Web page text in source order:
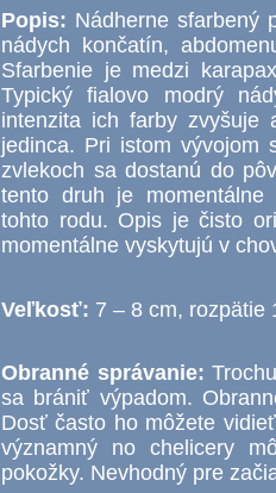
Popis: Nádherne sfarbený
nádych končatín,
Sfarbenie je medzi
Typický fialovo modrý
intenzita ich farby zvyšuje
jedinca. Pri istom vývojom
zvlekoch sa dostanú do
tento druh je momentálne
tohto rodu. Opis je čisto
momentálne vyskytujú v
Veľkosť: 7 – 8 cm, rozpätie
Obranné správanie:
sa brániť výpadom.
Dosť často ho môžete
významný no chelicery
pokožky. Nevhodný pre